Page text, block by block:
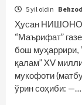
5 yil oldin Behzod
Ҳусан
“Маърифат”
бош муҳаррири,
қалам” XV
мукофоти
ўрин соҳиби: —…